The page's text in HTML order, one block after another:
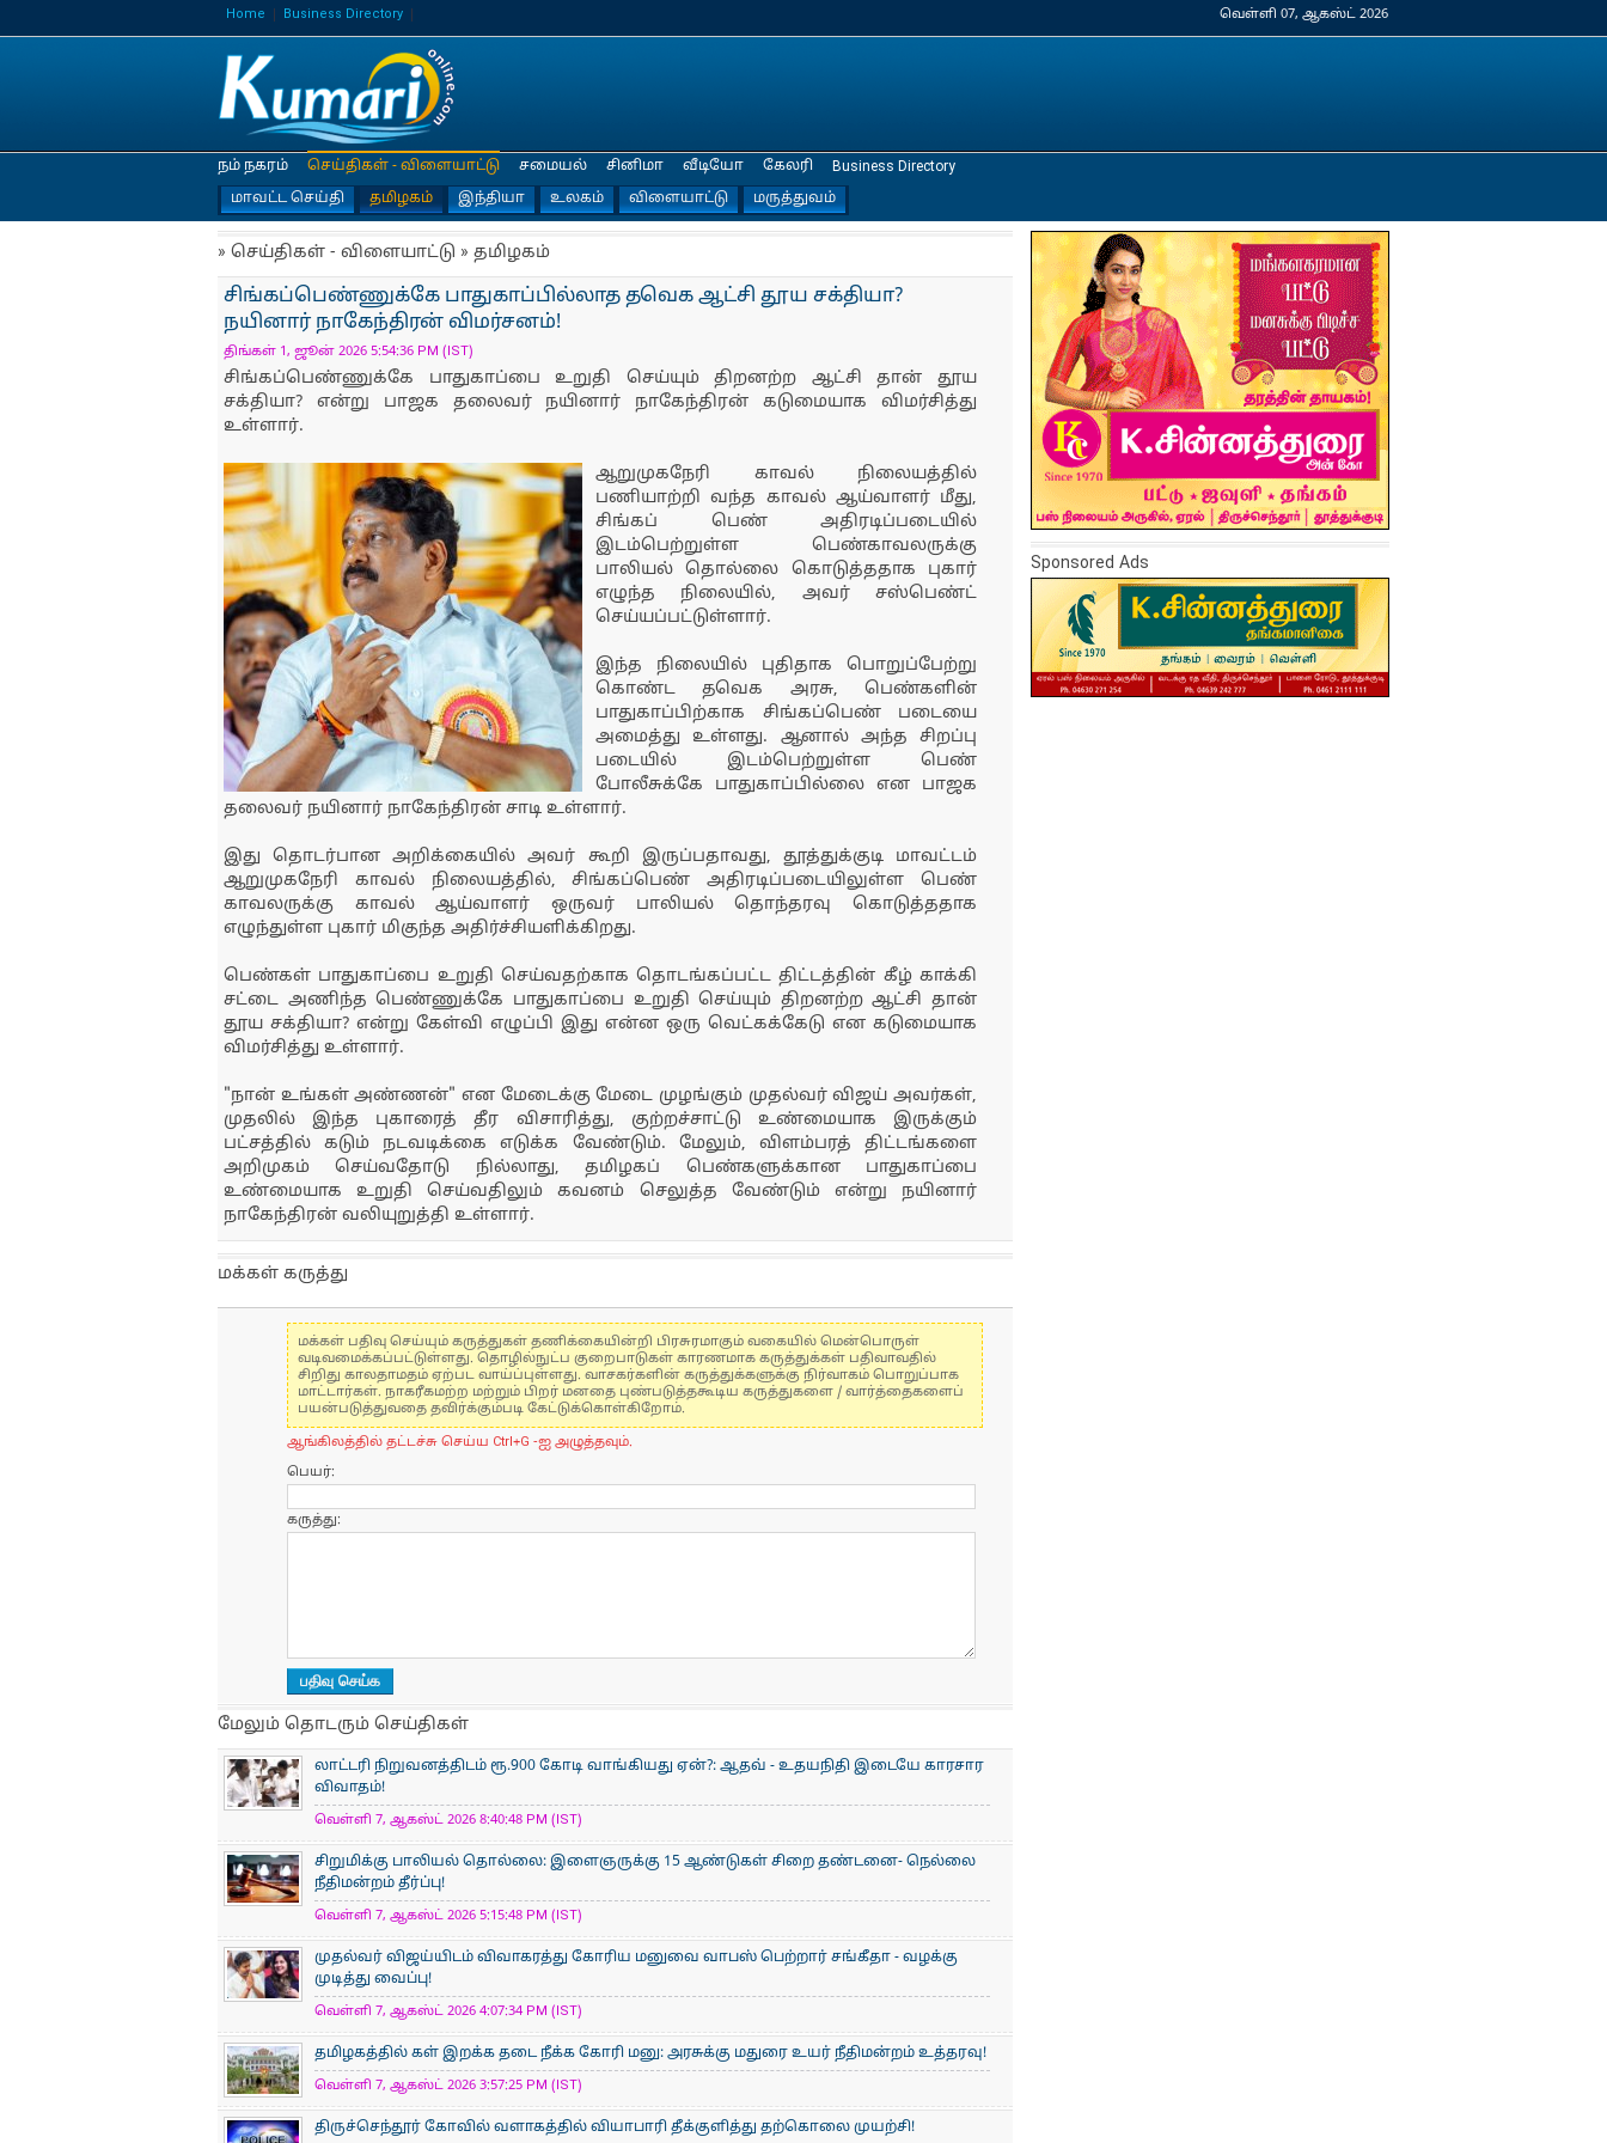
Home Business Directory வெள்ளி 07, ஆகஸ்ட் 2026
நம் நகரம்
செய்திகள் - விளையாட்டு
மாவட்ட செய்தி
தமிழகம் இந்தியா உலகம் விளையாட்டு மருத்துவம்
சமையல் சினிமா வீடியோ கேலரி Business Directory
» செய்திகள் - விளையாட்டு » தமிழகம்
சிங்கப்பெண்ணுக்கே பாதுகாப்பில்லாத தவெக ஆட்சி தூய சக்தியா?
நயினார் நாகேந்திரன் விமர்சனம்!
திங்கள் 1, ஜூன் 2026 5:54:36 PM (IST)
சிங்கப்பெண்ணுக்கே பாதுகாப்பை உறுதி செய்யும் திறனற்ற ஆட்சி தான் தூய
சக்தியா? என்று பாஜக தலைவர் நயினார் நாகேந்திரன் கடுமையாக விமர்சித்து
உள்ளார்.
ஆறுமுகநேரி காவல் நிலையத்தில்
பணியாற்றி வந்த காவல் ஆய்வாளர் மீது,
சிங்கப் பெண் அதிரடிப்படையில்
இடம்பெற்றுள்ள பெண்காவலருக்கு
பாலியல் தொல்லை கொடுத்ததாக புகார்
எழுந்த நிலையில், அவர் சஸ்பெண்ட்
செய்யப்பட்டுள்ளார்.
இந்த நிலையில் புதிதாக பொறுப்பேற்று
கொண்ட தவெக அரசு, பெண்களின்
பாதுகாப்பிற்காக சிங்கப்பெண் படையை
அமைத்து உள்ளது. ஆனால் அந்த சிறப்பு
படையில் இடம்பெற்றுள்ள பெண்
போலீசுக்கே பாதுகாப்பில்லை என பாஜக
தலைவர் நயினார் நாகேந்திரன் சாடி உள்ளார்.
இது தொடர்பான அறிக்கையில் அவர் கூறி இருப்பதாவது, தூத்துக்குடி மாவட்டம்
ஆறுமுகநேரி காவல் நிலையத்தில், சிங்கப்பெண் அதிரடிப்படையிலுள்ள பெண்
காவலருக்கு காவல் ஆய்வாளர் ஒருவர் பாலியல் தொந்தரவு கொடுத்ததாக
எழுந்துள்ள புகார் மிகுந்த அதிர்ச்சியளிக்கிறது.
பெண்கள் பாதுகாப்பை உறுதி செய்வதற்காக தொடங்கப்பட்ட திட்டத்தின் கீழ் காக்கி
சட்டை அணிந்த பெண்ணுக்கே பாதுகாப்பை உறுதி செய்யும் திறனற்ற ஆட்சி தான்
தூய சக்தியா? என்று கேள்வி எழுப்பி இது என்ன ஒரு வெட்கக்கேடு என கடுமையாக
விமர்சித்து உள்ளார்.
"நான் உங்கள் அண்ணன்" என மேடைக்கு மேடை முழங்கும் முதல்வர் விஜய் அவர்கள்,
முதலில் இந்த புகாரைத் தீர விசாரித்து, குற்றச்சாட்டு உண்மையாக இருக்கும்
பட்சத்தில் கடும் நடவடிக்கை எடுக்க வேண்டும். மேலும், விளம்பரத் திட்டங்களை
அறிமுகம் செய்வதோடு நில்லாது, தமிழகப் பெண்களுக்கான பாதுகாப்பை
உண்மையாக உறுதி செய்வதிலும் கவனம் செலுத்த வேண்டும் என்று நயினார்
நாகேந்திரன் வலியுறுத்தி உள்ளார்.
மக்கள் கருத்து
மக்கள் பதிவு செய்யும் கருத்துகள் தணிக்கையின்றி பிரசுரமாகும் வகையில் மென்பொருள்
வடிவமைக்கப்பட்டுள்ளது. தொழில்நுட்ப குறைபாடுகள் காரணமாக கருத்துக்கள் பதிவாவதில்
சிறிது காலதாமதம் ஏற்பட வாய்ப்புள்ளது. வாசகர்களின் கருத்துக்களுக்கு நிர்வாகம் பொறுப்பாக
மாட்டார்கள். நாகரீகமற்ற மற்றும் பிறர் மனதை புண்படுத்தகூடிய கருத்துகளை / வார்த்தைகளைப்
பயன்படுத்துவதை தவிர்க்கும்படி கேட்டுக்கொள்கிறோம்.
ஆங்கிலத்தில் தட்டச்சு செய்ய Ctrl+G -ஐ அழுத்தவும்.
பெயர்:
கருத்து:
மேலும் தொடரும் செய்திகள்
லாட்டரி நிறுவனத்திடம் ரூ.900 கோடி வாங்கியது ஏன்?: ஆதவ் - உதயநிதி இடையே காரசார
விவாதம்!
வெள்ளி 7, ஆகஸ்ட் 2026 8:40:48 PM (IST)
சிறுமிக்கு பாலியல் தொல்லை: இளைஞருக்கு 15 ஆண்டுகள் சிறை தண்டனை- நெல்லை
நீதிமன்றம் தீர்ப்பு!
வெள்ளி 7, ஆகஸ்ட் 2026 5:15:48 PM (IST)
முதல்வர் விஜய்யிடம் விவாகரத்து கோரிய மனுவை வாபஸ் பெற்றார் சங்கீதா - வழக்கு
முடித்து வைப்பு!
வெள்ளி 7, ஆகஸ்ட் 2026 4:07:34 PM (IST)
தமிழகத்தில் கள் இறக்க தடை நீக்க கோரி மனு: அரசுக்கு மதுரை உயர் நீதிமன்றம் உத்தரவு!
வெள்ளி 7, ஆகஸ்ட் 2026 3:57:25 PM (IST)
திருச்செந்தூர் கோவில் வளாகத்தில் வியாபாரி தீக்குளித்து தற்கொலை முயற்சி!
Sponsored Ads